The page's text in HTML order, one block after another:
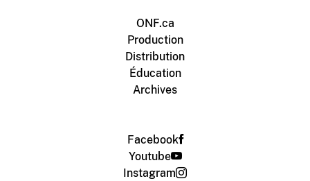
ONF.ca
Production
Distribution
Éducation
Archives
Facebook
Youtube
Instagram